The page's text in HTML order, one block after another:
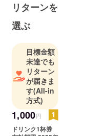
リターンを
選ぶ
目標金額
未達でも
リターン
が届きま
す(All-in
方式)
1,000円
ドリンク1杯券